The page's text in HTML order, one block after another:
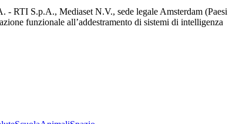
RTI S.p.A., Mediaset N.V., sede legale Amsterdam (Paesi
funzionale all’addestramento di sistemi di intelligenza